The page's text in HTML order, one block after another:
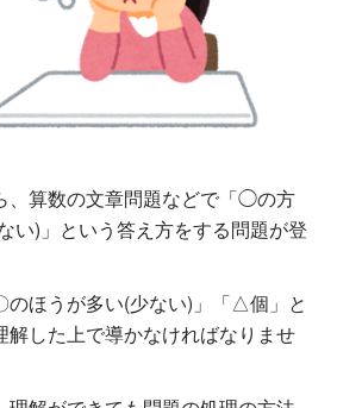
、算数の文章問題などで「◯の方
い)」という答え方をする問題が登
のほうが多い(少ない)」「△個」と
解した上で導かなければなりませ